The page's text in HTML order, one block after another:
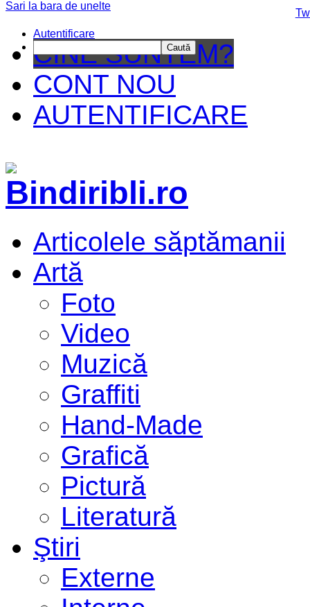
CINE SUNTEM?
CONT NOU
AUTENTIFICARE
Articolele săptămanii
Artă
Foto
Video
Muzică
Graffiti
Hand-Made
Grafică
Pictură
Literatură
Ştiri
Externe
Sari la bara de unelte
Autentificare
Caută